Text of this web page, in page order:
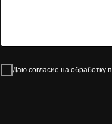
Даю согласие на обработку